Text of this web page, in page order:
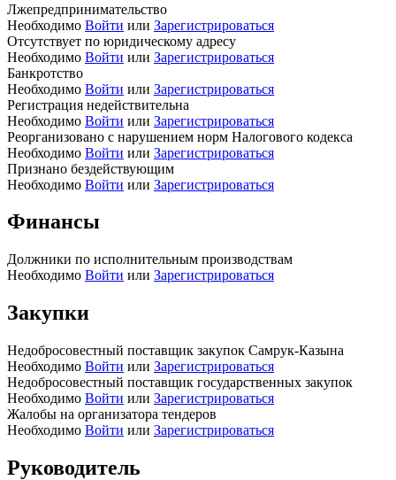
Лжепредпринимательство
Необходимо Войти или Зарегистрироваться
Отсутствует по юридическому адресу
Необходимо Войти или Зарегистрироваться
Банкротство
Необходимо Войти или Зарегистрироваться
Регистрация недействительна
Необходимо Войти или Зарегистрироваться
Реорганизовано с нарушением норм Налогового кодекса
Необходимо Войти или Зарегистрироваться
Признано бездействующим
Необходимо Войти или Зарегистрироваться
Финансы
Должники по исполнительным производствам
Необходимо Войти или Зарегистрироваться
Закупки
Недобросовестный поставщик закупок Самрук-Казына
Необходимо Войти или Зарегистрироваться
Недобросовестный поставщик государственных закупок
Необходимо Войти или Зарегистрироваться
Жалобы на организатора тендеров
Необходимо Войти или Зарегистрироваться
Руководитель